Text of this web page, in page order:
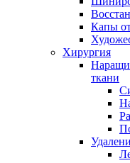
Капы
Хирургия
ткани